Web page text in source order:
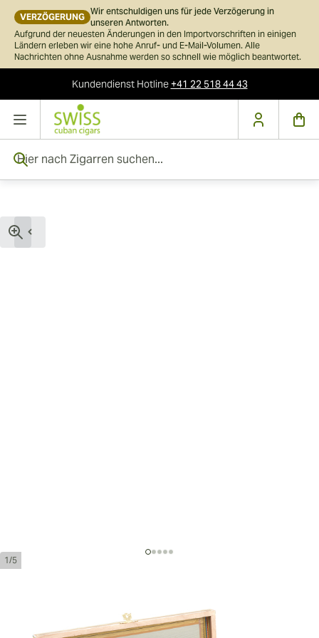
VERZÖGERUNG
Wir entschuldigen uns für jede Verzögerung in
unseren Antworten.
Aufgrund der neuesten Änderungen in den Importvorschriften in einigen
Ländern erleben wir eine hohe Anruf- und E-Mail-Volumen. Alle
Nachrichten ohne Ausnahme werden so schnell wie möglich beantwortet.
KundendienstHotline+41 22 518 44 43
Skip to Content
1/5
La Aurora Preferidos Platinum